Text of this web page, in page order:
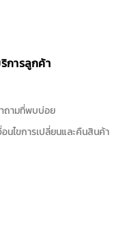
การลูกค้า
ถามที่พบบ่อย
อนไขการเปลี่ยนและคืนสินค้า